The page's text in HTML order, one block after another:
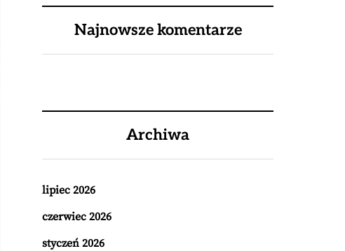
Najnowsze komentarze
Archiwa
lipiec 2026
czerwiec 2026
styczeń 2026